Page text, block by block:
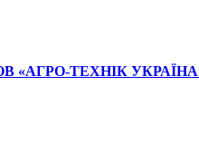
«АГРО-ТЕХНІК